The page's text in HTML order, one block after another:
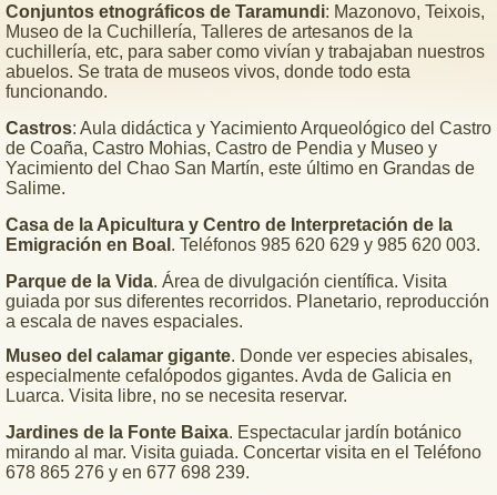
Conjuntos etnográficos de Taramundi: Mazonovo, Teixois,
Museo de la Cuchillería, Talleres de artesanos de la
cuchillería, etc, para saber como vivían y trabajaban nuestros
abuelos. Se trata de museos vivos, donde todo esta
funcionando.
Castros: Aula didáctica y Yacimiento Arqueológico del Castro
de Coaña, Castro Mohias, Castro de Pendia y Museo y
Yacimiento del Chao San Martín, este último en Grandas de
Salime.
Casa de la Apicultura y Centro de Interpretación de la
Emigración en Boal . Teléfonos 985 620 629 y 985 620 003.
Parque de la Vida. Área de divulgación científica. Visita
guiada por sus diferentes recorridos. Planetario, reproducción
a escala de naves espaciales.
Museo del calamar gigante. Donde ver especies abisales,
especialmente cefalópodos gigantes. Avda de Galicia en
Luarca. Visita libre, no se necesita reservar.
Jardines de la Fonte Baixa. Espectacular jardín botánico
mirando al mar. Visita guiada. Concertar visita en el Teléfono
678 865 276 y en 677 698 239.